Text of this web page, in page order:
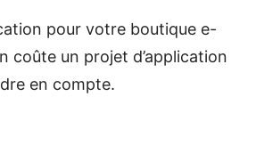
pour votre boutique e-
coûte un projet d’application
en compte.